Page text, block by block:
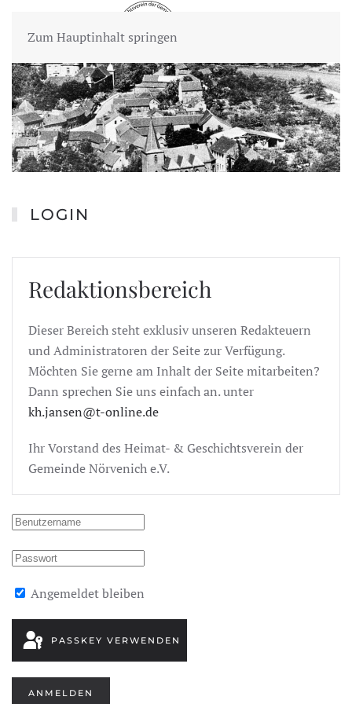
Zum Hauptinhalt springen
LOGIN
Redaktionsbereich
Dieser Bereich steht exklusiv unseren Redakteuern
und Administratoren der Seite zur Verfügung.
Möchten Sie gerne am Inhalt der Seite mitarbeiten?
Dann sprechen Sie uns einfach an. unter
kh.jansen@t-online.de
Ihr Vorstand des Heimat- & Geschichtsverein der
Gemeinde Nörvenich e.V.
Angemeldet bleiben
PASSKEY VERWENDEN
ANMELDEN